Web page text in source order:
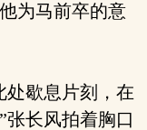
为马前卒的意
歇息片刻，在
长风拍着胸口